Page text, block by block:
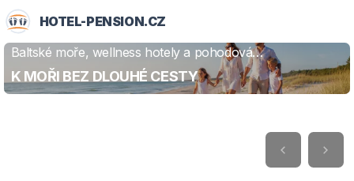
HOTEL-PENSION.CZ
Baltské moře, wellness hotely a pohodová
dovolená
K MOŘI BEZ DLOUHÉ CESTY
ZJISTIT VÍCE